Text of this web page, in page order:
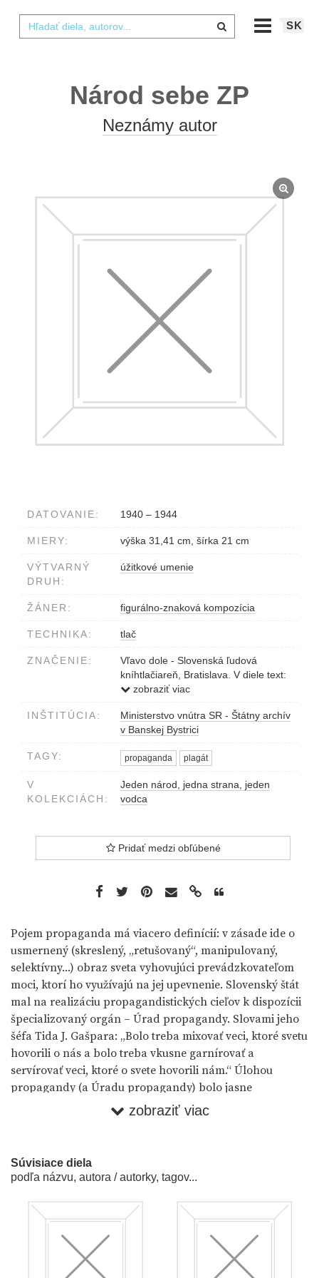
SK
Národ sebe ZP
Neznámy autor
DATOVANIE: 1940 – 1944
MIERY: výška 31,41 cm, šírka 21 cm
VÝTVARNÝ
DRUH:
úžitkové umenie
ŽÁNER: figurálno-znaková kompozícia
TECHNIKA: tlač
ZNAČENIE:
Vľavo dole - Slovenská ľudová
kníhtlačiareň, Bratislava. V diele text:
NÁROD SEBE ZP
POMÔŽ UTRÁPENEJ SLOVENSKEJ
RODINE!
zobraziť viac
INŠTITÚCIA:
Ministerstvo vnútra SR - Štátny archív
v Banskej Bystrici
TAGY: propaganda plagát
V
KOLEKCIÁCH:
Jeden národ, jedna strana, jeden
vodca
Pridať medzi obľúbené
Pojem propaganda má viacero definícií: v zásade ide o
usmernený (skreslený, „retušovaný“, manipulovaný,
selektívny...) obraz sveta vyhovujúci prevádzkovateľom
moci, ktorí ho využívajú na jej upevnenie. Slovenský štát
mal na realizáciu propagandistických cieľov k dispozícii
špecializovaný orgán – Úrad propagandy. Slovami jeho
šéfa Tida J. Gašpara: „Bolo treba mixovať veci, ktoré svetu
hovorili o nás a bolo treba vkusne garnírovať a
servírovať veci, ktoré o svete hovorili nám.“ Úlohou
propagandy (a Úradu propagandy) bolo jasne
zadefinovať plusové a mínusové hodnoty spoločnosti, jej
otvorených či skrytých – kampaní inkriminovala
„škodcov národa“ („kto nejde s nami“ – koho záujmy sú
oslavovala „trvalé svetlá“, ikony národnej pospolitosti. O
čo neistejšia (a nelegitímnejšia!) je moc, o to silnejšia je,
spravidla, (jej) propaganda. Zameranie propagandy, jej
témy, kľúčové motívy a figúry, rovnako ako jej intenzita
zobraziť viac
Súvisiace diela
podľa názvu, autora / autorky, tagov...